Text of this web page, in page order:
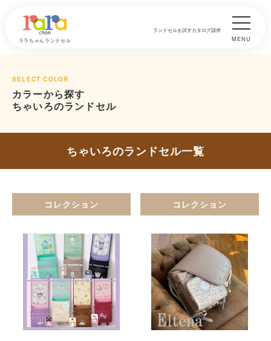
ララちゃんランドセル
ランドセルを試すカタログ請求
MENU
SELECT COLOR
カラーから探す
ちゃいろのランドセル
ちゃいろのランドセル一覧
コレクション コレクション